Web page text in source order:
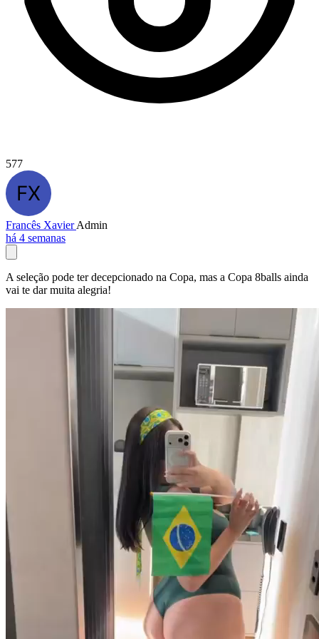
577
Francês XavierAdmin
há 4 semanas
A seleção pode ter decepcionado na Copa, mas a Copa 8balls ainda
vai te dar muita alegria!